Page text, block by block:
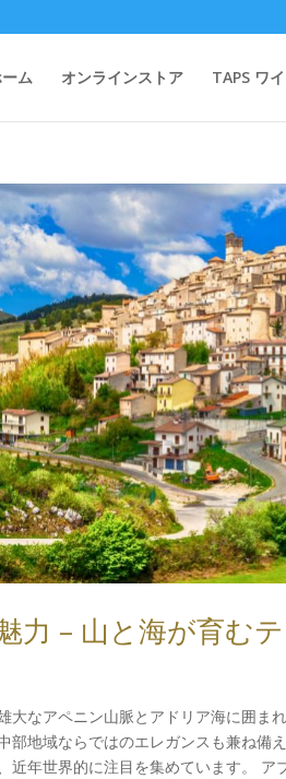
ム オンラインストア TAPS ワ
力 – 山と海が育む
なアペニン山脈とアドリア海に囲ま
地域ならではのエレガンスも兼ね備
年世界的に注目を集めています。 ア